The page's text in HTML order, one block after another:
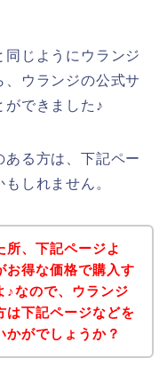
じようにウランジ
ウランジの公式サ
ができました♪
る方は、下記ペー
しれません。
所、下記ページよ
お得な価格で購入す
♪なので、ウランジ
は下記ページなどを
かがでしょうか？